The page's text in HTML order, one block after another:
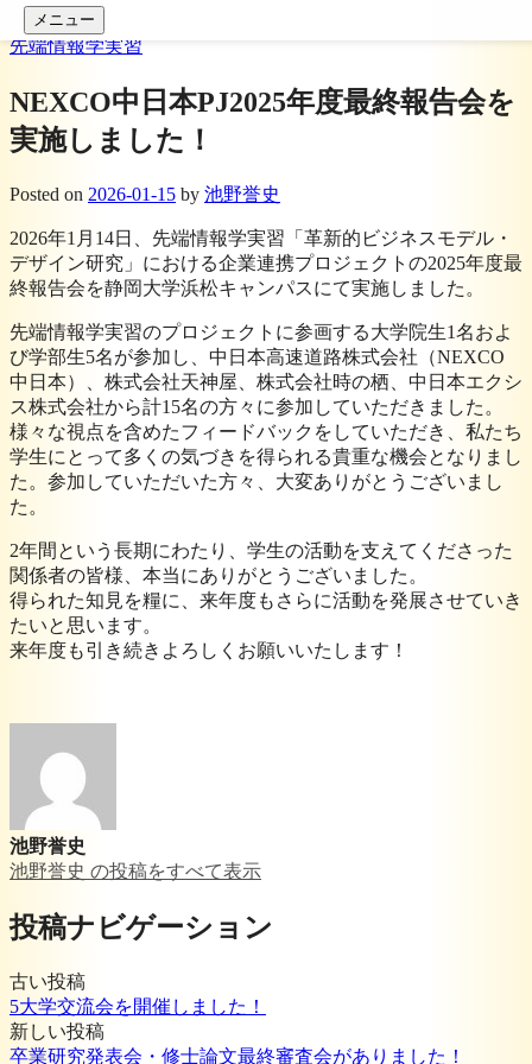
コンテンツへスキップ
メニュー
先端情報学実習
NEXCO中日本PJ2025年度最終報告会を
実施しました！
Posted on 2026-01-15 by 池野誉史
2026年1月14日、先端情報学実習「革新的ビジネスモデル・
デザイン研究」における企業連携プロジェクトの2025年度最
終報告会を静岡大学浜松キャンパスにて実施しました。
先端情報学実習のプロジェクトに参画する大学院生1名およ
び学部生5名が参加し、中日本高速道路株式会社（NEXCO
中日本）、株式会社天神屋、株式会社時の栖、中日本エクシ
ス株式会社から計15名の方々に参加していただきました。
様々な視点を含めたフィードバックをしていただき、私たち
学生にとって多くの気づきを得られる貴重な機会となりまし
た。参加していただいた方々、大変ありがとうございまし
た。
2年間という長期にわたり、学生の活動を支えてくださった
関係者の皆様、本当にありがとうございました。
得られた知見を糧に、来年度もさらに活動を発展させていき
たいと思います。
来年度も引き続きよろしくお願いいたします！
池野誉史
池野誉史 の投稿をすべて表示
投稿ナビゲーション
古い投稿
5大学交流会を開催しました！
新しい投稿
卒業研究発表会・修士論文最終審査会がありました！